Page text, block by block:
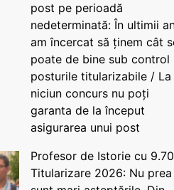
post pe perioadă
nedeterminată: În ultimii
am încercat să ținem cât
poate de bine sub control
posturile titularizabile / La
niciun concurs nu poți
garanta de la început
asigurarea unui post
Profesor de Istorie cu
Titularizare 2026: Nu prea